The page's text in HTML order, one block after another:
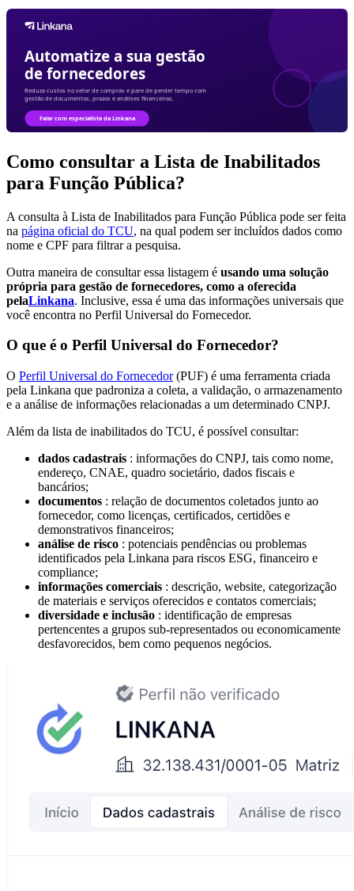
Como consultar a Lista de Inabilitados
para Função Pública?
A consulta à Lista de Inabilitados para Função Pública pode ser feita
na página oficial do TCU, na qual podem ser incluídos dados como
nome e CPF para filtrar a pesquisa.
Outra maneira de consultar essa listagem é usando uma solução
própria para gestão de fornecedores, como a oferecida
pelaLinkana. Inclusive, essa é uma das informações universais que
você encontra no Perfil Universal do Fornecedor.
O que é o Perfil Universal do Fornecedor?
O Perfil Universal do Fornecedor(PUF) é uma ferramenta criada
pela Linkana que padroniza a coleta, a validação, o armazenamento
e a análise de informações relacionadas a um determinado CNPJ.
Além da lista de inabilitados do TCU, é possível consultar:
dados cadastrais : informações do CNPJ, tais como nome,
endereço, CNAE, quadro societário, dados fiscais e
bancários;
documentos : relação de documentos coletados junto ao
fornecedor, como licenças, certificados, certidões e
demonstrativos financeiros;
análise de risco : potenciais pendências ou problemas
identificados pela Linkana para riscos ESG, financeiro e
compliance;
informações comerciais : descrição, website, categorização
de materiais e serviços oferecidos e contatos comerciais;
diversidade e inclusão : identificação de empresas
pertencentes a grupos sub-representados ou economicamente
desfavorecidos, bem como pequenos negócios.